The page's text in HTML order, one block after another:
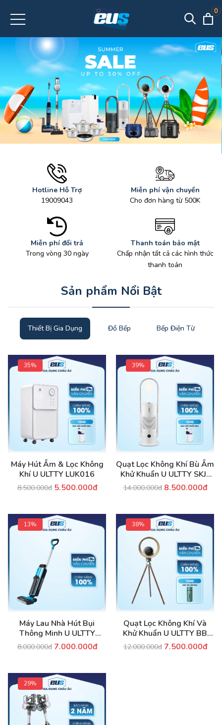
0
Hotline Hỗ Trợ
19009043
Miễn phí vận chuyển
Cho đơn hàng từ 500K
Miễn phí đổi trả
Trong vòng 30 ngày
Thanh toán bảo mật
Chấp nhận tất cả các hình thức
thanh toán
Sản phẩm Nổi Bật
Thiết Bị Gia Dụng Đồ Bếp Bếp Điện Từ
35%
Máy Hút Ẩm & Lọc Không
Khí U ULTTY LUK016
8.500.000đ 5.500.000đ
39%
Quạt Lọc Không Khí Bù Ẩm
Khử Khuẩn U ULTTY SKJ-
CR022
14.000.000đ 8.500.000đ
13%
Máy Lau Nhà Hút Bụi
Thông Minh U ULTTY
SCW18
8.000.000đ 7.000.000đ
38%
Quạt Lọc Không Khí Và
Khử Khuẩn U ULTTY BB
Màu Grey Titanium
12.000.000đ 7.500.000đ
29%